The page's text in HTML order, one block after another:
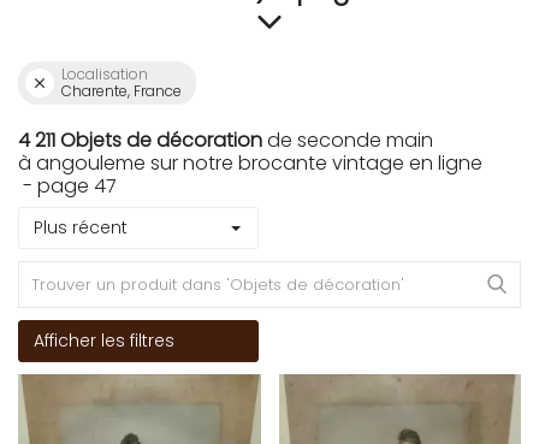
Localisation
Charente, France
4 211 Objets de décorationde seconde main
à angouleme sur notre brocante vintage en ligne
- page 47
Plus récent
Afficher les filtres